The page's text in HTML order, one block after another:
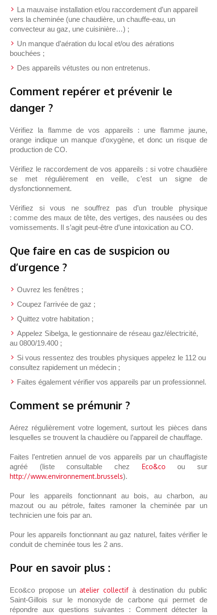
La mauvaise installation et/ou raccordement d’un appareil
vers la cheminée (une chaudière, un chauffe-eau, un
convecteur au gaz, une cuisinière…) ;
Un manque d’aération du local et/ou des aérations
bouchées ;
Des appareils vétustes ou non entretenus.
Comment repérer et prévenir le
danger ?
Vérifiez la flamme de vos appareils : une flamme jaune,
orange indique un manque d’oxygène, et donc un risque de
production de CO.
Vérifiez le raccordement de vos appareils : si votre chaudière
se met régulièrement en veille, c’est un signe de
dysfonctionnement.
Vérifiez si vous ne souffrez pas d’un trouble physique
: comme des maux de tête, des vertiges, des nausées ou des
vomissements. Il s’agit peut-être d’une intoxication au CO.
Que faire en cas de suspicion ou
d’urgence ?
Ouvrez les fenêtres ;
Coupez l’arrivée de gaz ;
Quittez votre habitation ;
Appelez Sibelga, le gestionnaire de réseau gaz/électricité,
au 0800/19.400 ;
Si vous ressentez des troubles physiques appelez le 112 ou
consultez rapidement un médecin ;
Faites également vérifier vos appareils par un professionnel.
Comment se prémunir ?
Aérez régulièrement votre logement, surtout les pièces dans
lesquelles se trouvent la chaudière ou l’appareil de chauffage.
Faites l’entretien annuel de vos appareils par un chauffagiste
agréé (liste consultable chez Eco&co ou sur
http://www.environnement.brussels).
Pour les appareils fonctionnant au bois, au charbon, au
mazout ou au pétrole, faites ramoner la cheminée par un
technicien une fois par an.
Pour les appareils fonctionnant au gaz naturel, faites vérifier le
conduit de cheminée tous les 2 ans.
Pour en savoir plus :
Eco&co propose unatelier collectifà destination du public
Saint-Gillois sur le monoxyde de carbone qui permet de
répondre aux questions suivantes : Comment détecter la